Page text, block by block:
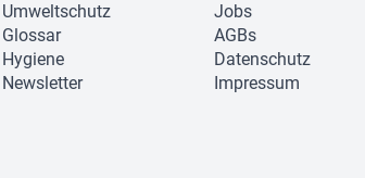
Umweltschutz
Glossar
Hygiene
Newsletter
Jobs
AGBs
Datenschutz
Impressum